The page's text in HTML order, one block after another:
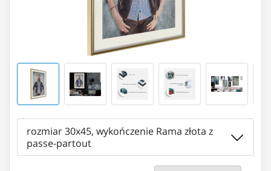
rozmiar 30x45, wykończenie Rama złota z
passe-partout